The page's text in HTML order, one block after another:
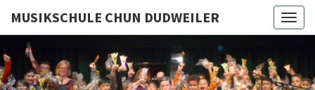
MUSIKSCHULE CHUN DUDWEILER